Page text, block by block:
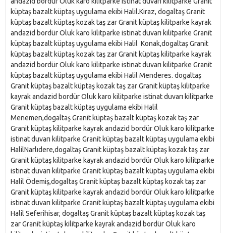
küptaş bazalt küptaş uygulama ekibi Halil.Kiraz, dogaltaş Granit
küptaş bazalt küptaş kozak taş zar Granit küptaş kilitparke kayrak
andazid bordür Oluk karo kilitparke istinat duvarı kilitparke Granit
küptaş bazalt küptaş uygulama ekibi Halil Konak,dogaltaş Granit
küptaş bazalt küptaş kozak taş zar Granit küptaş kilitparke kayrak
andazid bordür Oluk karo kilitparke istinat duvarı kilitparke Granit
küptaş bazalt küptaş uygulama ekibi Halil Menderes. dogaltaş
Granit küptaş bazalt küptaş kozak taş zar Granit küptaş kilitparke
kayrak andazid bordür Oluk karo kilitparke istinat duvarı kilitparke
Granit küptaş bazalt küptaş uygulama ekibi Halil
Menemen,dogaltaş Granit küptaş bazalt küptaş kozak taş zar
Granit küptaş kilitparke kayrak andazid bordür Oluk karo kilitparke
istinat duvarı kilitparke Granit küptaş bazalt küptaş uygulama ekibi
HalilNarlıdere,dogaltaş Granit küptaş bazalt küptaş kozak taş zar
Granit küptaş kilitparke kayrak andazid bordür Oluk karo kilitparke
istinat duvarı kilitparke Granit küptaş bazalt küptaş uygulama ekibi
Halil Ödemiş,dogaltaş Granit küptaş bazalt küptaş kozak taş zar
Granit küptaş kilitparke kayrak andazid bordür Oluk karo kilitparke
istinat duvarı kilitparke Granit küptaş bazalt küptaş uygulama ekibi
Halil Seferihisar, dogaltaş Granit küptaş bazalt küptaş kozak taş
zar Granit küptaş kilitparke kayrak andazid bordür Oluk karo